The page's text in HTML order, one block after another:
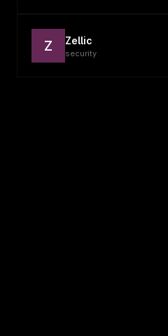
Z Zellic
security